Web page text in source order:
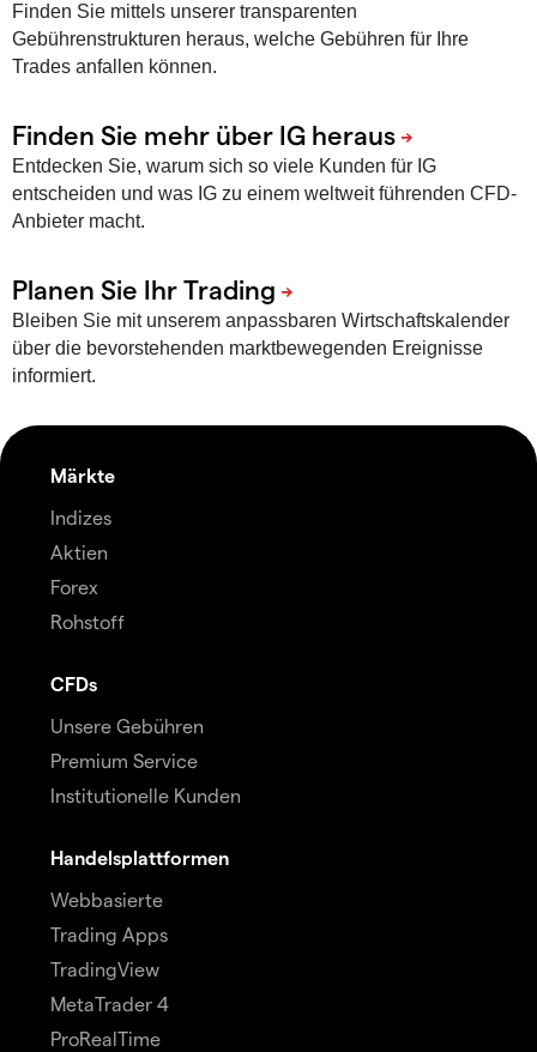
Finden Sie mittels unserer transparenten
Gebührenstrukturen heraus, welche Gebühren für Ihre
Trades anfallen können.
Entdecken Sie, warum sich so viele Kunden für IG
entscheiden und was IG zu einem weltweit führenden CFD-
Anbieter macht.
Bleiben Sie mit unserem anpassbaren Wirtschaftskalender
über die bevorstehenden marktbewegenden Ereignisse
informiert.
Märkte
Indizes
Aktien
Forex
Rohstoff
CFDs
Unsere Gebühren
Premium Service
Institutionelle Kunden
Handelsplattformen
Webbasierte
Trading Apps
TradingView
MetaTrader 4
ProRealTime